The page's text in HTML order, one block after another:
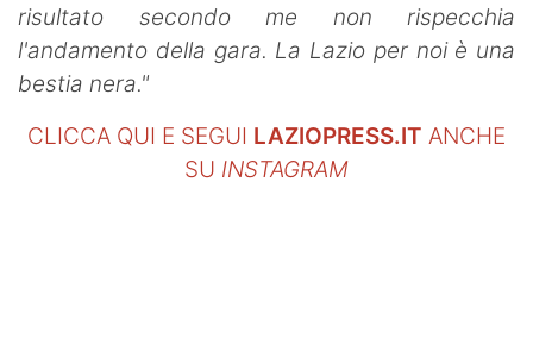
risultato secondo me non rispecchia
l'andamento della gara. La Lazio per noi è una
bestia nera."
CLICCA QUI E SEGUI LAZIOPRESS.IT ANCHE
SU INSTAGRAM